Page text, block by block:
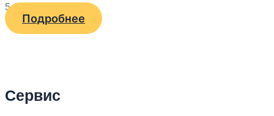
5 610
Подробнее
Сервис